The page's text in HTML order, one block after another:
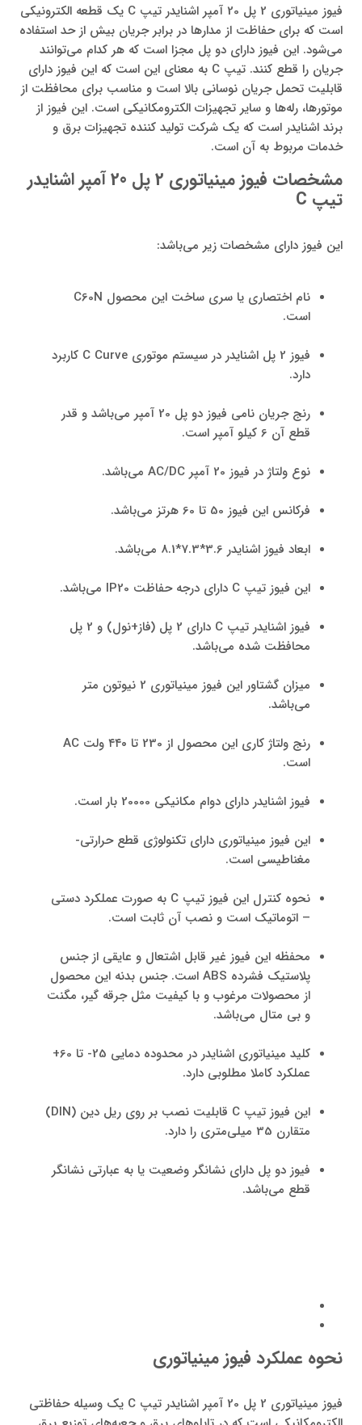
فیوز مینیاتوری 2 پل 20 آمپر اشنایدر تیپ C یک قطعه الکترونیکی
است که برای حفاظت از مدارها در برابر جریان بیش از حد استفاده
می‌شود. این فیوز دارای دو پل مجزا است که هر کدام می‌توانند
جریان را قطع کنند. تیپ C به معنای این است که این فیوز دارای
قابلیت تحمل جریان نوسانی بالا است و مناسب برای محافظت از
موتورها، رله‌ها و سایر تجهیزات الکترومکانیکی است. این فیوز از
برند اشنایدر است که یک شرکت تولید کننده تجهیزات برق و
خدمات مربوط به آن است.
مشخصات فیوز مینیاتوری 2 پل 20 آمپر اشنایدر
تیپ C
این فیوز دارای مشخصات زیر می‌باشد:
نام اختصاری یا سری ساخت این محصول C60N
است.
فیوز 2 پل اشنایدر در سیستم موتوری C Curve کاربرد
دارد.
رنج جریان نامی فیوز دو پل 20 آمپر می‌باشد و قدر
قطع آن 6 کیلو آمپر است.
نوع ولتاژ در فیوز 20 آمپر AC/DC می‌باشد.
فرکانس این فیوز 50 تا 60 هرتز می‌باشد.
ابعاد فیوز اشنایدر 3.6*7.3*8.1 می‌باشد.
این فیوز تیپ C دارای درجه حفاظت IP20 می‌باشد.
فیوز اشنایدر تیپ C دارای 2 پل (فاز+نول) و 2 پل
محافظت شده می‌باشد.
میزان گشتاور این فیوز مینیاتوری 2 نیوتون متر
می‌باشد.
رنج ولتاژ کاری این محصول از 230 تا ۴۴۰ ولت AC
است.
فیوز اشنایدر دارای دوام مکانیکی 20000 بار است.
این فیوز مینیاتوری دارای تکنولوژی قطع حرارتی-
مغناطیسی است.
نحوه کنترل این فیوز تیپ C به صورت عملکرد دستی
– اتوماتیک است و نصب آن ثابت است.
محفظه این فیوز غیر قابل اشتعال و عایقی از جنس
پلاستیک فشرده ABS است. جنس بدنه این محصول
از محصولات مرغوب و با کیفیت مثل جرقه گیر، مگنت
و بی متال می‌باشد.
کلید مینیاتوری اشنایدر در محدوده دمایی 25- تا 60+
عملکرد کاملا مطلوبی دارد.
این فیوز تیپ C قابلیت نصب بر روی ریل دین (DIN)
متقارن 35 میلی‌متری را دارد.
فیوز دو پل دارای نشانگر وضعیت یا به عبارتی نشانگر
قطع می‌باشد.
نحوه عملکرد فیوز مینیاتوری
فیوز مینیاتوری 2 پل 20 آمپر اشنایدر تیپ C یک وسیله حفاظتی